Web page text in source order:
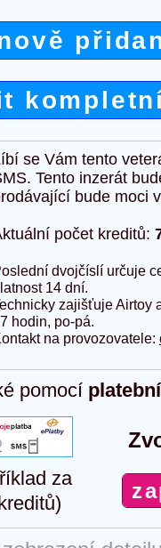
se Vám tento
Tento inzerát
bude moci
počet kreditů:
dvojčíslí určuje
14 dní.
zajišťuje Airtoy
hodin, po-pá.
na provozovatele:
pomocí
za